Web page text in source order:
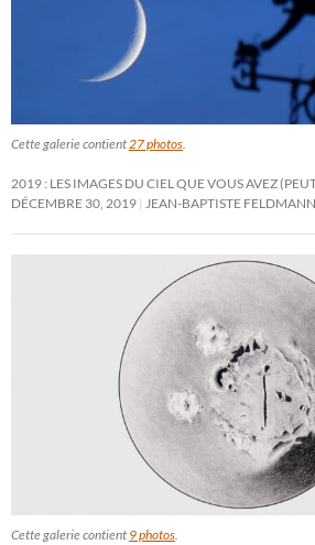
Cette galerie contient27 photos.
2019 : LES IMAGES DU CIEL QUE VOUS AVEZ
DÉCEMBRE 30, 2019 JEAN-BAPTISTE FELDMANN
Cette galerie contient 9 photos.